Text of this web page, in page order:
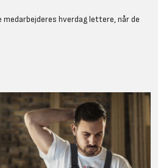
medarbejderes hverdag lettere, når de